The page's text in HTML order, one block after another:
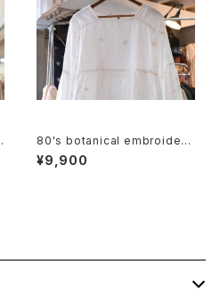
80's botanical embroidere
d Indian cotton pullover Bl
ouse
¥9,900